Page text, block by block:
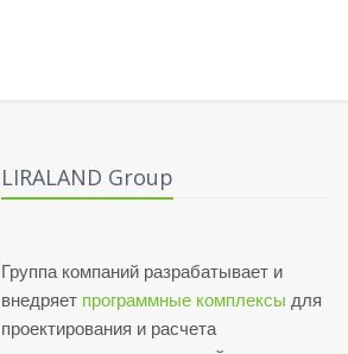
LIRALAND Group
Группа компаний разрабатывает и
внедряет программные комплексы для
проектирования и расчета